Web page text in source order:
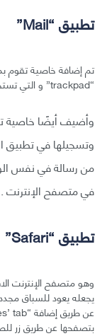
تطبيق “Mail”
تم إضافة خاصية تقوم
“trackpad” و التي تستخدم ك “mouse” في سلسلة Macbook .
وأضيف أيضًا خاصية
وتسجيلها في تطبيق
في متصفح الإنترنت .
تطبيق “Safari”
بتصفحها عن طريق زر